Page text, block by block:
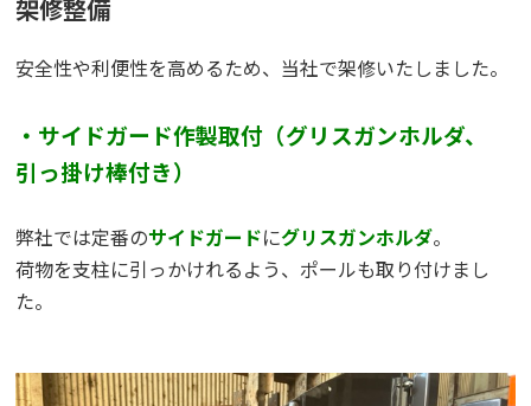
架修整備
安全性や利便性を高めるため、当社で架修いたしました。
・サイドガード作製取付（グリスガンホルダ、
引っ掛け棒付き）
弊社では定番のサイドガードにグリスガンホルダ。
荷物を支柱に引っかけれるよう、ポールも取り付けまし
た。